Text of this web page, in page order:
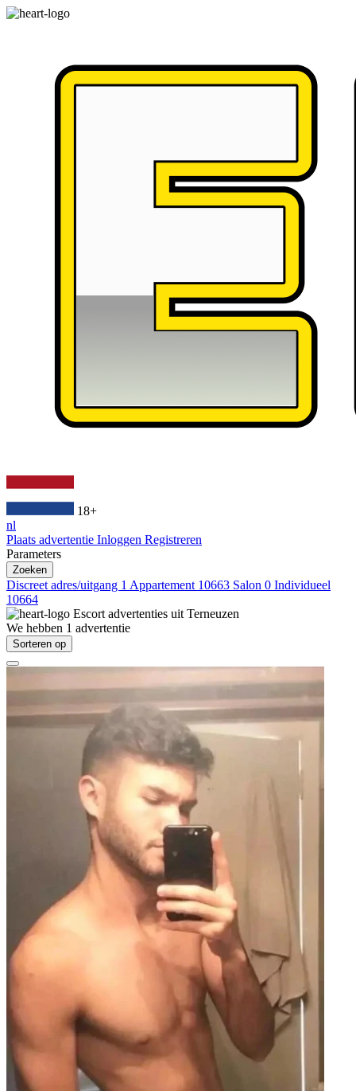
18+
nl
Plaats advertentie Inloggen Registreren
Parameters
Zoeken
Discreet adres/uitgang 1 Appartement 10663 Salon 0 Individueel
10664
Escort advertenties uit Terneuzen
We hebben 1 advertentie
Sorteren op